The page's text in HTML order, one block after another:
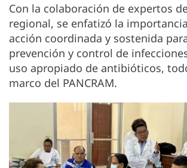
Con la colaboración de expertos
regional, se enfatizó la
acción coordinada y sostenida
prevención y control de
uso apropiado de antibióticos,
marco del PANCRAM.